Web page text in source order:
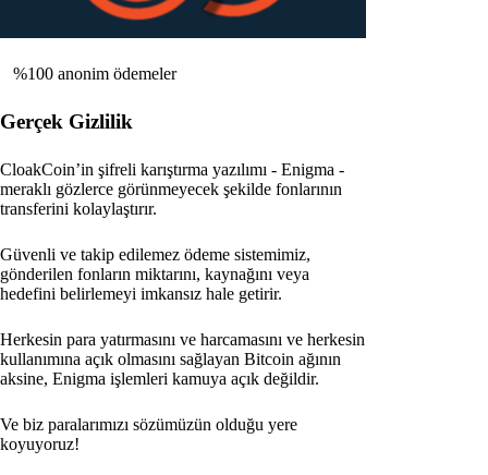
%100 anonim ödemeler
Gerçek Gizlilik
CloakCoin’in şifreli karıştırma yazılımı - Enigma -
meraklı gözlerce görünmeyecek şekilde fonlarının
transferini kolaylaştırır.
Güvenli ve takip edilemez ödeme sistemimiz,
gönderilen fonların miktarını, kaynağını veya
hedefini belirlemeyi imkansız hale getirir.
Herkesin para yatırmasını ve harcamasını ve herkesin
kullanımına açık olmasını sağlayan Bitcoin ağının
aksine, Enigma işlemleri kamuya açık değildir.
Ve biz paralarımızı sözümüzün olduğu yere
koyuyoruz!